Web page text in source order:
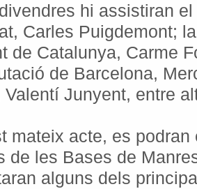
divendres hi assistiran
Carles Puigdemont;
de Catalunya, Carme
de Barcelona,
Valentí Junyent, entre
mateix acte, es podran
de les Bases de
alguns dels